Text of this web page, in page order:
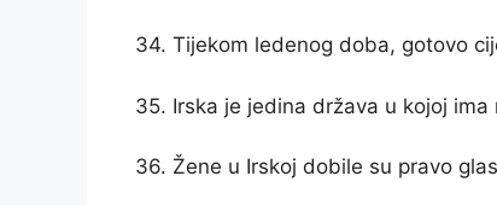
34. Tijekom ledenog doba, gotovo
35. Irska je jedina država u kojoj
36. Žene u Irskoj dobile su pravo